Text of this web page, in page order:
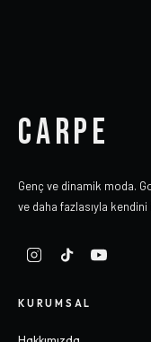
CARPE
Genç ve dinamik moda.
ve daha fazlasıyla kendini
KURUMSAL